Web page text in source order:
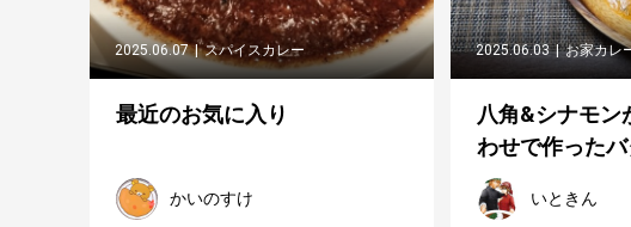
2025.06.07 スパイスカレー
最近のお気に入り
かいのすけ
2025.06.03 お家カレ
八角&シナモン
わせで作った
いときん